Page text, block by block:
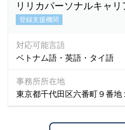
リリカパーソナルキャ
登録支援機関
対応可能言語
ベトナム語・英語・タイ語
事務所所在地
東京都千代田区六番町９番地